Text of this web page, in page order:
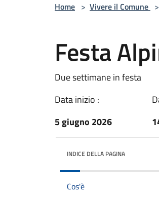
Home > Vivere il Comune >
Festa
Due settimane in festa
Data inizio :
5 giugno 2026
INDICE DELLA PAGINA
Cos'è